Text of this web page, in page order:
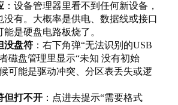
：设备管理器里看不到任何新设备，
没有。大概率是供电、数据线或接口
能是硬盘电路板烧了。
没盘符 ：右下角弹“无法识别的USB
磁盘管理里显示“未知 没有初始
可能是驱动冲突、分区表丢失或逻
但打不开 ：点进去提示“需要格式